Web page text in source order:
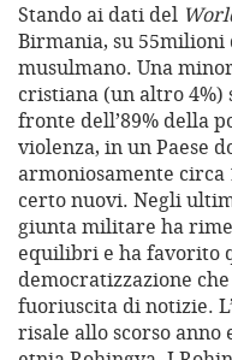
Stando ai dati del
Birmania, su 55milioni
musulmano. Una
cristiana (un altro 4%)
fronte dell’89% della
violenza, in un Paese
armoniosamente
certo nuovi. Negli
giunta militare ha
equilibri e ha favorito
democratizzazione
fuoriuscita di notizie.
risale allo scorso